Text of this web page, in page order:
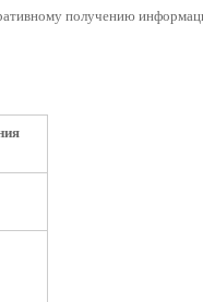
получению